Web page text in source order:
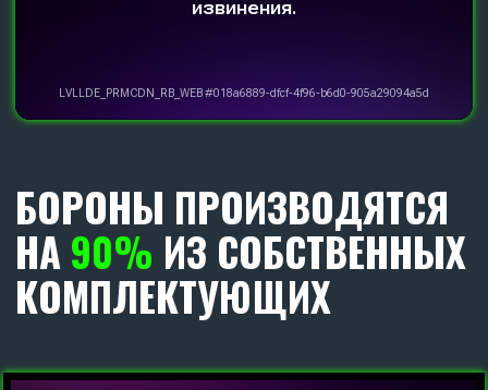
эксплуатации диска в 3 раза.
С КАЖДЫМ ОРУДИЕММЫ ДАРИМ